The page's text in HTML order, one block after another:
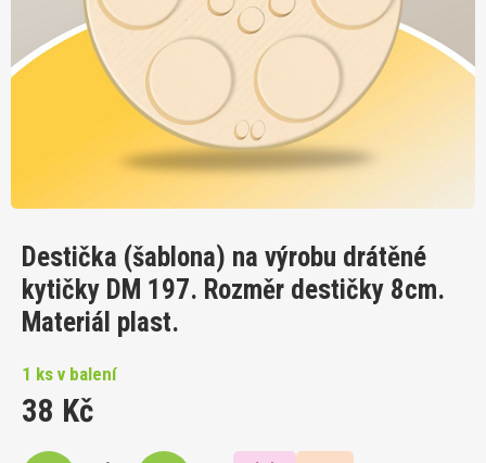
Destička (šablona) na výrobu drátěné
kytičky DM 197. Rozměr destičky 8cm.
Materiál plast.
1 ks v balení
38 Kč